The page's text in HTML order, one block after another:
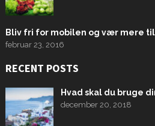
Bliv fri for mobilen og vær mere
februar 23, 2016
RECENT POSTS
Hvad skal du bruge
december 20, 2018